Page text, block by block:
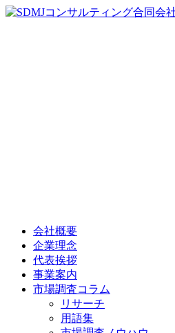
会社概要
企業理念
代表挨拶
事業案内
市場調査コラム
リサーチ
用語集